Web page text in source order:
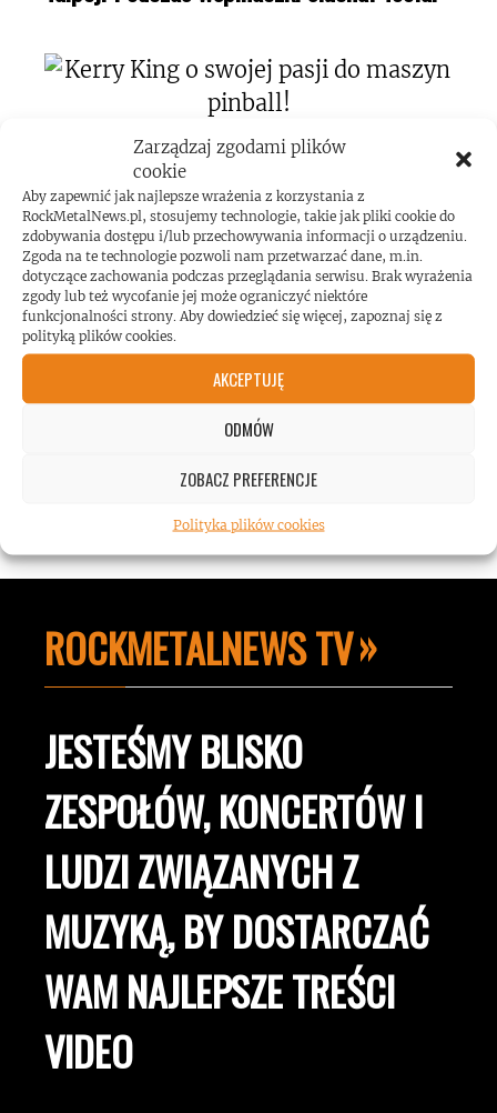
Zarządzaj zgodami plików
cookie
Aby zapewnić jak najlepsze wrażenia z korzystania z
RockMetalNews.pl, stosujemy technologie, takie jak pliki cookie do
zdobywania dostępu i/lub przechowywania informacji o urządzeniu.
Zgoda na te technologie pozwoli nam przetwarzać dane, m.in.
dotyczące zachowania podczas przeglądania serwisu. Brak wyrażenia
zgody lub też wycofanie jej może ograniczyć niektóre
funkcjonalności strony. Aby dowiedzieć się więcej, zapoznaj się z
polityką plików cookies.
AKCEPTUJĘ
ODMÓW
ZOBACZ PREFERENCJE
Polityka plików cookies
Kerry King o swojej pasji do maszyn
pinball!
Koncert AC/DC przekroczył poziom
hałasu!
ROCKMETALNEWS TV
JESTEŚMY BLISKO
ZESPOŁÓW, KONCERTÓW I
LUDZI ZWIĄZANYCH Z
MUZYKĄ, BY DOSTARCZAĆ
WAM NAJLEPSZE TREŚCI
VIDEO